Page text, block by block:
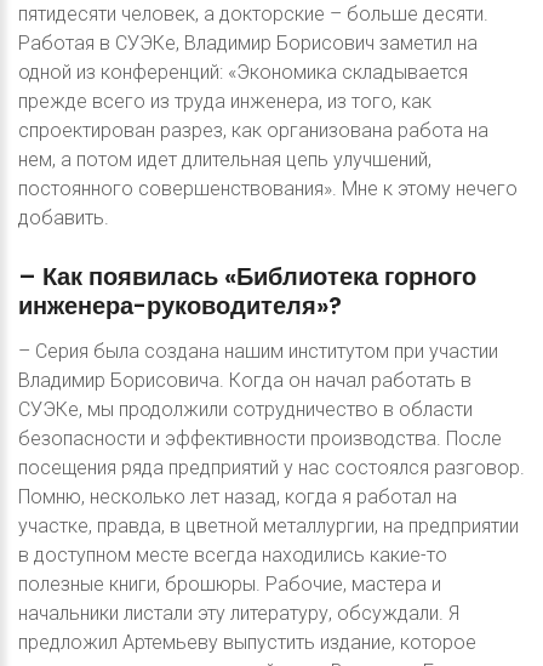
пятидесяти человек, а докторские – больше десяти.
Работая в СУЭКе, Владимир Борисович заметил на
одной из конференций: «Экономика складывается
прежде всего из труда инженера, из того, как
спроектирован разрез, как организована работа на
нем, а потом идет длительная цепь улучшений,
постоянного совершенствования». Мне к этому нечего
добавить.
– Как появилась «Библиотека горного
инженера-руководителя»?
– Серия была создана нашим институтом при участии
Владимир Борисовича. Когда он начал работать в
СУЭКе, мы продолжили сотрудничество в области
безопасности и эффективности производства. После
посещения ряда предприятий у нас состоялся разговор.
Помню, несколько лет назад, когда я работал на
участке, правда, в цветной металлургии, на предприятии
в доступном месте всегда находились какие-то
полезные книги, брошюры. Рабочие, мастера и
начальники листали эту литературу, обсуждали. Я
предложил Артемьеву выпустить издание, которое